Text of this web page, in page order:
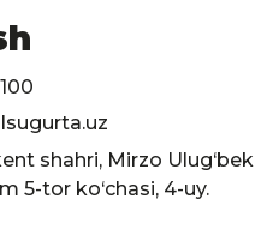
shahri, Mirzo Ulug‘bek
5-tor ko‘chasi, 4-uy.